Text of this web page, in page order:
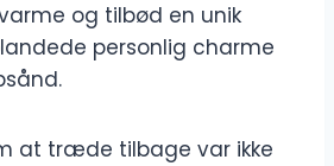
og tilbød en unik
personlig charme
at træde tilbage var ikke